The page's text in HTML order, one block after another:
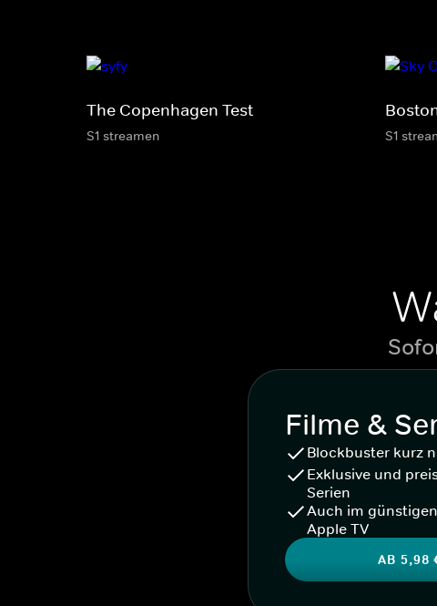
The Copenhagen Test
S1 streamen S1
Filme &
Blockbuster kurz
Exklusive und
Serien
Auch im
Apple TV
AB 5,98